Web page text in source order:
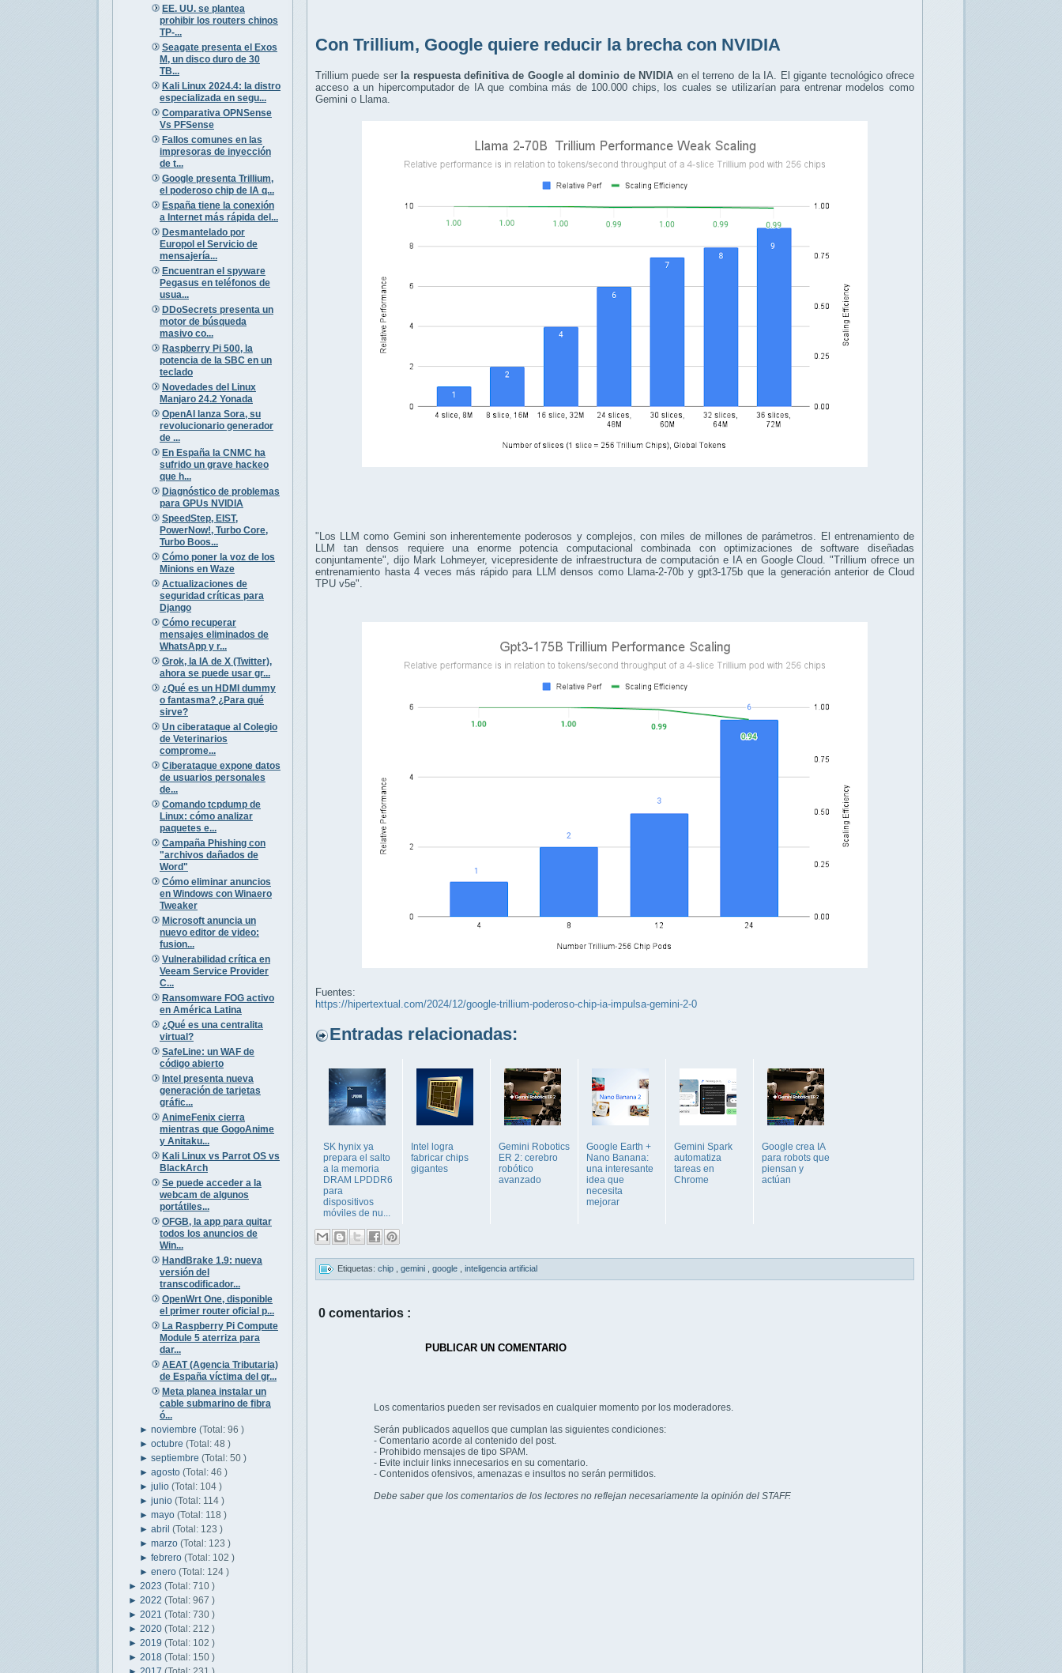
EE. UU. se plantea
prohibir los routers chinos
TP-...
Seagate presenta el Exos
M, un disco duro de 30
TB...
Kali Linux 2024.4: la distro
especializada en segu...
Comparativa OPNSense
Vs PFSense
Fallos comunes en las
impresoras de inyección
de t...
Google presenta Trillium,
el poderoso chip de IA q...
España tiene la conexión
a Internet más rápida del...
Desmantelado por
Europol el Servicio de
mensajería...
Encuentran el spyware
Pegasus en teléfonos de
usua...
DDoSecrets presenta un
motor de búsqueda
masivo co...
Raspberry Pi 500, la
potencia de la SBC en un
teclado
Novedades del Linux
Manjaro 24.2 Yonada
OpenAI lanza Sora, su
revolucionario generador
de ...
En España la CNMC ha
sufrido un grave hackeo
que h...
Diagnóstico de problemas
para GPUs NVIDIA
SpeedStep, EIST,
PowerNow!, Turbo Core,
Turbo Boos...
Cómo poner la voz de los
Minions en Waze
Actualizaciones de
seguridad críticas para
Django
Cómo recuperar
mensajes eliminados de
WhatsApp y r...
Grok, la IA de X (Twitter),
ahora se puede usar gr...
¿Qué es un HDMI dummy
o fantasma? ¿Para qué
sirve?
Un ciberataque al Colegio
de Veterinarios
comprome...
Ciberataque expone datos
de usuarios personales
de...
Comando tcpdump de
Linux: cómo analizar
paquetes e...
Campaña Phishing con
"archivos dañados de
Word"
Cómo eliminar anuncios
en Windows con Winaero
Tweaker
Microsoft anuncia un
nuevo editor de video:
fusion...
Vulnerabilidad crítica en
Veeam Service Provider
C...
Ransomware FOG activo
en América Latina
¿Qué es una centralita
virtual?
SafeLine: un WAF de
código abierto
Intel presenta nueva
generación de tarjetas
gráfic...
AnimeFenix cierra
mientras que GogoAnime
y Anitaku...
Kali Linux vs Parrot OS vs
BlackArch
Se puede acceder a la
webcam de algunos
portátiles...
OFGB, la app para quitar
todos los anuncios de
Win...
HandBrake 1.9: nueva
versión del
transcodificador...
OpenWrt One, disponible
el primer router oficial p...
La Raspberry Pi Compute
Module 5 aterriza para
dar...
AEAT (Agencia Tributaria)
de España víctima del gr...
Meta planea instalar un
cable submarino de fibra
ó...
►noviembre(Total: 96 )
►octubre(Total: 48 )
►septiembre(Total: 50 )
►agosto(Total: 46 )
►julio(Total: 104 )
►junio(Total: 114 )
►mayo(Total: 118 )
►abril(Total: 123 )
►marzo(Total: 123 )
►febrero(Total: 102 )
►enero(Total: 124 )
► 2023 (Total: 710 )
► 2022 (Total: 967 )
► 2021 (Total: 730 )
► 2020 (Total: 212 )
► 2019 (Total: 102 )
► 2018 (Total: 150 )
Con Trillium, Google quiere reducir la brecha con NVIDIA
Trillium puede ser la respuesta definitiva de Google al dominio de NVIDIA en el terreno de la IA. El gigante tecnológico ofrece
acceso a un hipercomputador de IA que combina más de 100.000 chips, los cuales se utilizarían para entrenar modelos como
Gemini o Llama.
"Los LLM como Gemini son inherentemente poderosos y complejos, con miles de millones de parámetros. El entrenamiento de
LLM tan densos requiere una enorme potencia computacional combinada con optimizaciones de software diseñadas
conjuntamente", dijo Mark Lohmeyer, vicepresidente de infraestructura de computación e IA en Google Cloud. "Trillium ofrece un
entrenamiento hasta 4 veces más rápido para LLM densos como Llama-2-70b y gpt3-175b que la generación anterior de Cloud
TPU v5e".
Fuentes:
https://hipertextual.com/2024/12/google-trillium-poderoso-chip-ia-impulsa-gemini-2-0
Entradas relacionadas:
SK hynix ya
prepara el salto
a la memoria
DRAM LPDDR6
para
dispositivos
móviles de nu...
Intel logra
fabricar chips
gigantes
Gemini Robotics
ER 2: cerebro
robótico
avanzado
Google Earth +
Nano Banana:
una interesante
idea que
necesita
mejorar
Gemini Spark
automatiza
tareas en
Chrome
Google crea IA
para robots que
piensan y
actúan
Etiquetas: chip gemini google inteligencia artificial
0 comentarios :
PUBLICAR UN COMENTARIO
Los comentarios pueden ser revisados en cualquier momento por los moderadores.
Serán publicados aquellos que cumplan las siguientes condiciones:
- Comentario acorde al contenido del post.
- Prohibido mensajes de tipo SPAM.
- Evite incluir links innecesarios en su comentario.
- Contenidos ofensivos, amenazas e insultos no serán permitidos.
Debe saber que los comentarios de los lectores no reflejan necesariamente la opinión del STAFF.